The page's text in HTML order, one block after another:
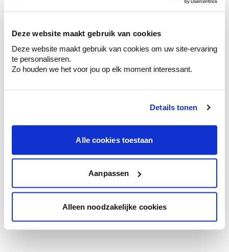
Deze website maakt gebruik van cookies
Deze website maakt gebruik van cookies om uw site-ervaring
te personaliseren.
Zo houden we het voor jou op elk moment interessant.
Details tonen
Alle cookies toestaan
Aanpassen
Alleen noodzakelijke cookies
votre couleur.
Obtenez des conseils personnalisés sur la
combinaison de couleurs.
Conseil couleur à domicile
en couleur.
l'éclairage et de votre mobilier.
Obtenez un contrôle technologique de vos